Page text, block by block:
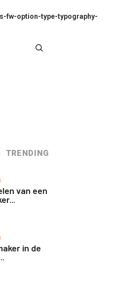
fw-option-type-typography-
TRENDING
van een
in de